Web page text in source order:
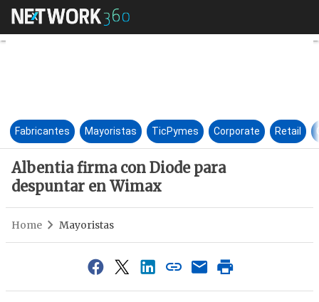
Albentia firma con Diode
Fabricantes Mayoristas TicPymes Corporate Retail
Albentia firma con Diode para
despuntar en Wimax
Home Mayoristas